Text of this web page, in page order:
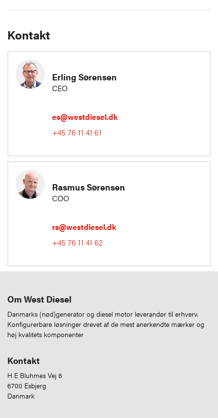
Kontakt
Erling Sørensen
CEO
es@westdiesel.dk
+45 76 11 41 61
Rasmus Sørensen
COO
rs@westdiesel.dk
+45 76 11 41 62
Om West Diesel
Danmarks (nød)generator og diesel motor leverandør til erhverv.
Konfigurerbare løsninger drevet af de mest anerkendte mærker og
høj kvalitets komponenter
Kontakt
H E Bluhmes Vej 6
6700 Esbjerg
Danmark